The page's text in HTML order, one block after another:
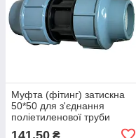
Муфта (фітинг) затискна
50*50 для з'єднання
поліетиленової труби
141,50 ₴